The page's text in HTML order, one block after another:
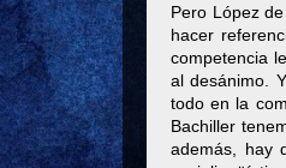
Pero López
hacer
competencia
al desánimo.
todo en la
Bachiller
además, hay